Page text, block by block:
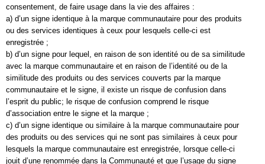
consentement, de faire usage dans la vie des affaires :
a) d’un signe identique à la marque communautaire pour des produits
ou des services identiques à ceux pour lesquels celle-ci est
enregistrée ;
b) d’un signe pour lequel, en raison de son identité ou de sa similitude
avec la marque communautaire et en raison de l’identité ou de la
similitude des produits ou des services couverts par la marque
communautaire et le signe, il existe un risque de confusion dans
l’esprit du public; le risque de confusion comprend le risque
d’association entre le signe et la marque ;
c) d’un signe identique ou similaire à la marque communautaire pour
des produits ou des services qui ne sont pas similaires à ceux pour
lesquels la marque communautaire est enregistrée, lorsque celle-ci
jouit d’une renommée dans la Communauté et que l’usage du signe